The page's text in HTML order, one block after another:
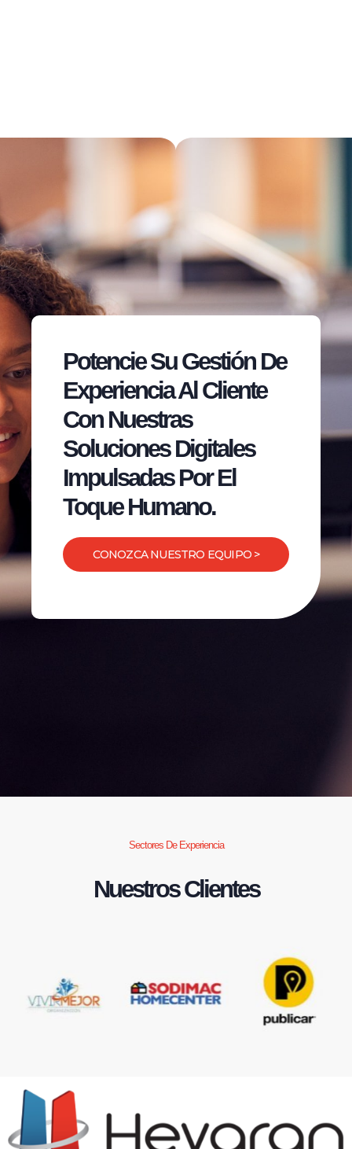
Potencie Su Gestión De
Experiencia Al Cliente
Con Nuestras
Soluciones Digitales
Impulsadas Por El
Toque Humano.
CONOZCA NUESTRO EQUIPO >
Sectores De Experiencia
Nuestros Clientes